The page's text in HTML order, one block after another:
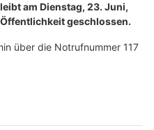
am Dienstag, 23. Juni,
geschlossen.
über die Notrufnummer 117